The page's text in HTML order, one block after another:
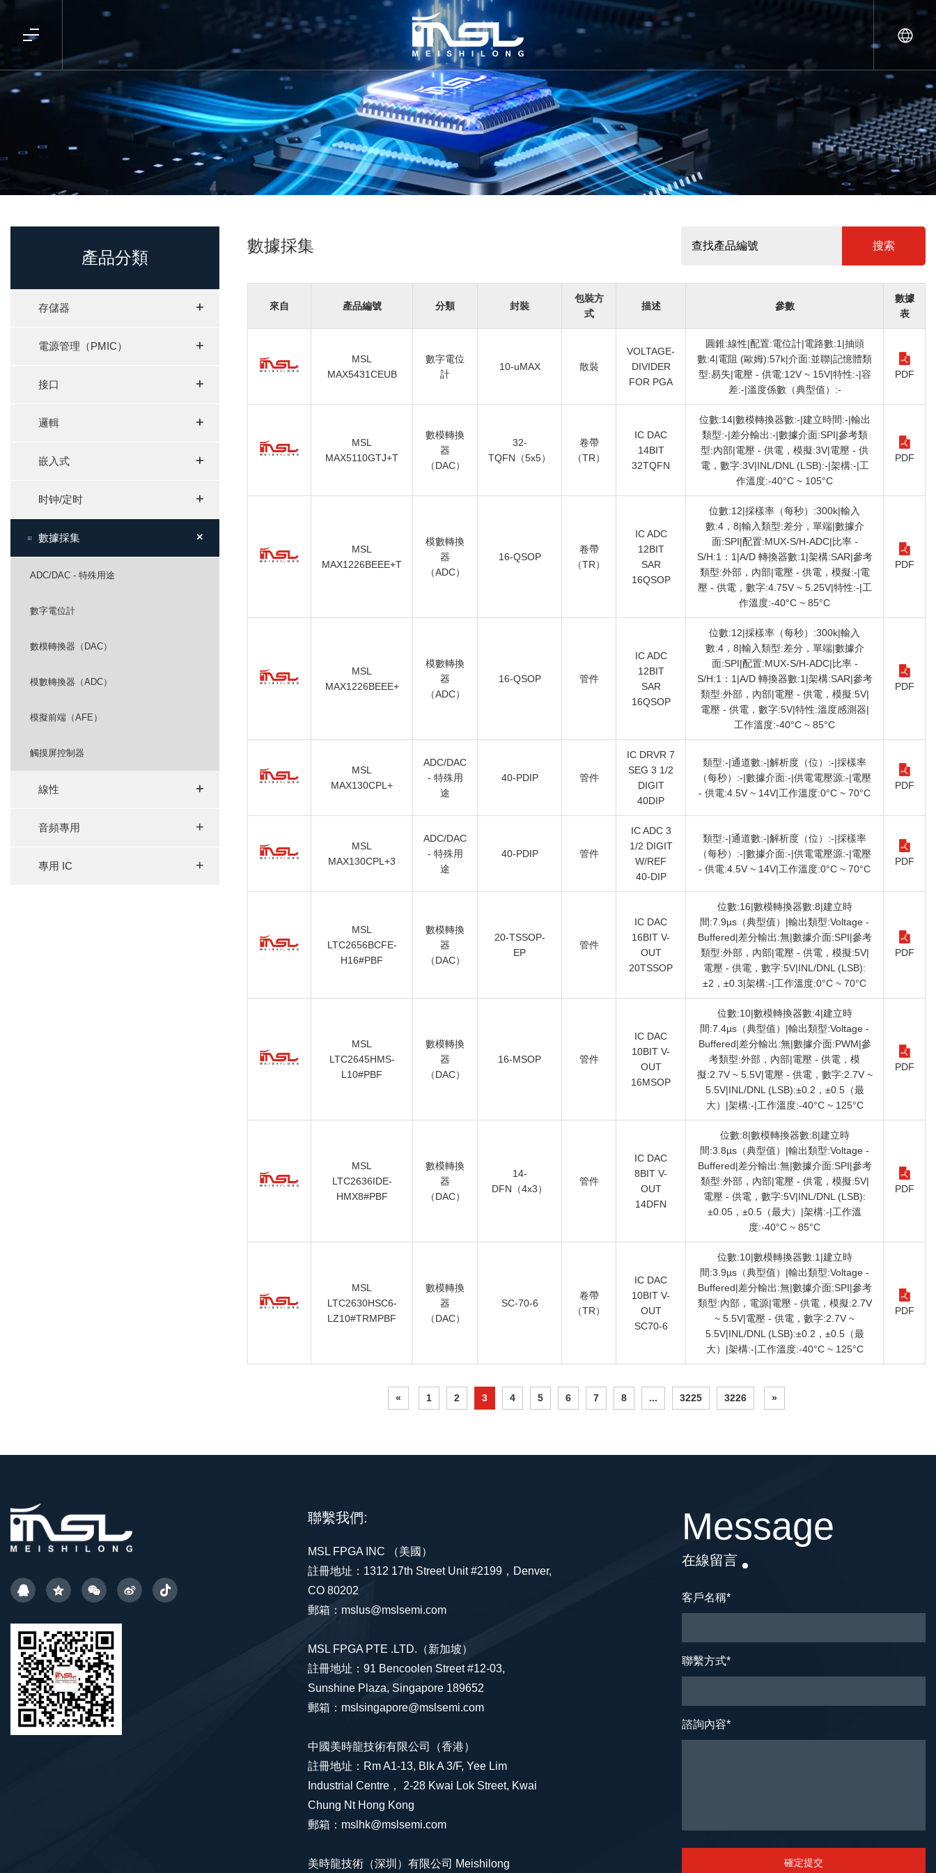
產品分類
存儲器 +
+
電源管理（PMIC） +
+
接口 +
+
邏輯 +
+
嵌入式 +
+
时钟/定时 +
+
數據採集 +
+
ADC/DAC - 特殊用途
數字電位計
數模轉換器（DAC）
模數轉換器（ADC）
模擬前端（AFE）
觸摸屏控制器
線性 +
+
音頻專用 +
專用 IC +
數據採集 搜索
來自 產品編號 分類 封裝
包裝方
式
描述 參數
數據
表
MSL
MAX5431CEUB
數字電位
計
10-uMAX 散裝
VOLTAGE-
DIVIDER
FOR PGA
圓錐:線性|配置:電位計|電路數:1|抽頭
數:4|電阻 (歐姆):57k|介面:並聯|記憶體類
型:易失|電壓 - 供電:12V ~ 15V|特性:-|容
差:-|溫度係數（典型值）:-
PDF
MSL
MAX5110GTJ+T
數模轉換
器
（DAC）
32-
TQFN（5x5）
卷帶
（TR）
IC DAC
14BIT
32TQFN
位數:14|數模轉換器數:-|建立時間:-|輸出
類型:-|差分輸出:-|數據介面:SPI|參考類
型:內部|電壓 - 供電，模擬:3V|電壓 - 供
電，數字:3V|INL/DNL (LSB):-|架構:-|工
作溫度:-40°C ~ 105°C
PDF
MSL
MAX1226BEEE+T
模數轉換
器
（ADC）
16-QSOP
卷帶
（TR）
IC ADC
12BIT
SAR
16QSOP
位數:12|採樣率（每秒）:300k|輸入
數:4，8|輸入類型:差分，單端|數據介
面:SPI|配置:MUX-S/H-ADC|比率 -
S/H:1：1|A/D 轉換器數:1|架構:SAR|參考
類型:外部，內部|電壓 - 供電，模擬:-|電
壓 - 供電，數字:4.75V ~ 5.25V|特性:-|工
作溫度:-40°C ~ 85°C
PDF
MSL
MAX1226BEEE+
模數轉換
器
（ADC）
16-QSOP 管件
IC ADC
12BIT
SAR
16QSOP
位數:12|採樣率（每秒）:300k|輸入
數:4，8|輸入類型:差分，單端|數據介
面:SPI|配置:MUX-S/H-ADC|比率 -
S/H:1：1|A/D 轉換器數:1|架構:SAR|參考
類型:外部，內部|電壓 - 供電，模擬:5V|
電壓 - 供電，數字:5V|特性:溫度感測器|
工作溫度:-40°C ~ 85°C
PDF
MSL
MAX130CPL+
ADC/DAC
- 特殊用
途
40-PDIP 管件
IC DRVR 7
SEG 3 1/2
DIGIT
40DIP
類型:-|通道數:-|解析度（位）:-|採樣率
（每秒）:-|數據介面:-|供電電壓源:-|電壓
- 供電:4.5V ~ 14V|工作溫度:0°C ~ 70°C
PDF
MSL
MAX130CPL+3
ADC/DAC
- 特殊用
途
40-PDIP 管件
IC ADC 3
1/2 DIGIT
W/REF
40-DIP
類型:-|通道數:-|解析度（位）:-|採樣率
（每秒）:-|數據介面:-|供電電壓源:-|電壓
- 供電:4.5V ~ 14V|工作溫度:0°C ~ 70°C
PDF
MSL
LTC2656BCFE-
H16#PBF
數模轉換
器
（DAC）
20-TSSOP-
EP
管件
IC DAC
16BIT V-
OUT
20TSSOP
位數:16|數模轉換器數:8|建立時
間:7.9µs（典型值）|輸出類型:Voltage -
Buffered|差分輸出:無|數據介面:SPI|參考
類型:外部，內部|電壓 - 供電，模擬:5V|
電壓 - 供電，數字:5V|INL/DNL (LSB):
±2，±0.3|架構:-|工作溫度:0°C ~ 70°C
PDF
MSL
LTC2645HMS-
L10#PBF
數模轉換
器
（DAC）
16-MSOP 管件
IC DAC
10BIT V-
OUT
16MSOP
位數:10|數模轉換器數:4|建立時
間:7.4µs（典型值）|輸出類型:Voltage -
Buffered|差分輸出:無|數據介面:PWM|參
考類型:外部，內部|電壓 - 供電，模
擬:2.7V ~ 5.5V|電壓 - 供電，數字:2.7V ~
5.5V|INL/DNL (LSB):±0.2，±0.5（最
大）|架構:-|工作溫度:-40°C ~ 125°C
PDF
MSL
LTC2636IDE-
HMX8#PBF
數模轉換
器
（DAC）
14-
DFN（4x3）
管件
IC DAC
8BIT V-
OUT
14DFN
位數:8|數模轉換器數:8|建立時
間:3.8µs（典型值）|輸出類型:Voltage -
Buffered|差分輸出:無|數據介面:SPI|參考
類型:外部，內部|電壓 - 供電，模擬:5V|
電壓 - 供電，數字:5V|INL/DNL (LSB):
±0.05，±0.5（最大）|架構:-|工作溫
度:-40°C ~ 85°C
PDF
MSL
LTC2630HSC6-
LZ10#TRMPBF
數模轉換
器
（DAC）
SC-70-6
卷帶
（TR）
IC DAC
10BIT V-
OUT
SC70-6
位數:10|數模轉換器數:1|建立時
間:3.9µs（典型值）|輸出類型:Voltage -
Buffered|差分輸出:無|數據介面:SPI|參考
類型:內部，電源|電壓 - 供電，模擬:2.7V
~ 5.5V|電壓 - 供電，數字:2.7V ~
5.5V|INL/DNL (LSB):±0.2，±0.5（最
大）|架構:-|工作溫度:-40°C ~ 125°C
PDF
« 1 2 3 4 5 6 7 8 ... 3225 3226 »
聯繫我們:
MSL FPGA INC （美國）
註冊地址：1312 17th Street Unit #2199，Denver,
CO 80202
郵箱：mslus@mslsemi.com
MSL FPGA PTE .LTD.（新加坡）
註冊地址：91 Bencoolen Street #12-03,
Sunshine Plaza, Singapore 189652
郵箱：mslsingapore@mslsemi.com
中國美時龍技術有限公司（香港）
註冊地址：Rm A1-13, Blk A 3/F, Yee Lim
Industrial Centre， 2-28 Kwai Lok Street, Kwai
Chung Nt Hong Kong
郵箱：mslhk@mslsemi.com
美時龍技術（深圳）有限公司 Meishilong
Message
在線留言
客戶名稱*
聯繫方式*
諮詢內容*
確定提交